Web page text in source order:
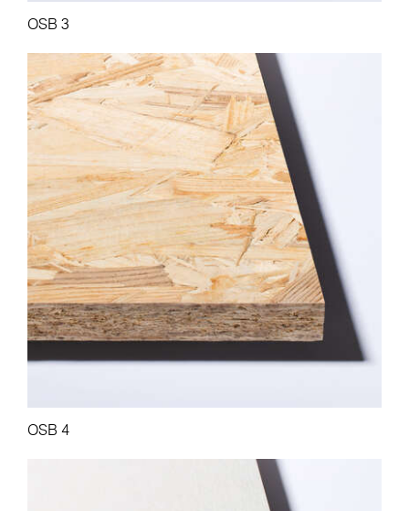
OSB 3
OSB 4